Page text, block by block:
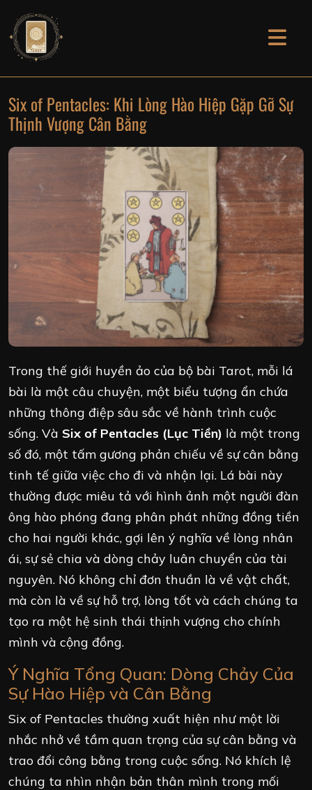
Six of Pentacles: Khi Lòng Hào Hiệp Gặp Gỡ Sự
Thịnh Vượng Cân Bằng
Trong thế giới huyền ảo của bộ bài Tarot, mỗi lá
bài là một câu chuyện, một biểu tượng ẩn chứa
những thông điệp sâu sắc về hành trình cuộc
sống. Và Six of Pentacles (Lục Tiền) là một trong
số đó, một tấm gương phản chiếu về sự cân bằng
tinh tế giữa việc cho đi và nhận lại. Lá bài này
thường được miêu tả với hình ảnh một người đàn
ông hào phóng đang phân phát những đồng tiền
cho hai người khác, gợi lên ý nghĩa về lòng nhân
ái, sự sẻ chia và dòng chảy luân chuyển của tài
nguyên. Nó không chỉ đơn thuần là về vật chất,
mà còn là về sự hỗ trợ, lòng tốt và cách chúng ta
tạo ra một hệ sinh thái thịnh vượng cho chính
mình và cộng đồng.
Ý Nghĩa Tổng Quan: Dòng Chảy Của
Sự Hào Hiệp và Cân Bằng
Six of Pentacles thường xuất hiện như một lời
nhắc nhở về tầm quan trọng của sự cân bằng và
trao đổi công bằng trong cuộc sống. Nó khích lệ
chúng ta nhìn nhận bản thân mình trong mối